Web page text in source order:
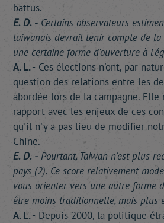
battus.
E. D. -Certains observateurs
taiwanais devrait tenir compte de
une certaine forme d'ouverture à
A. L. - Ces élections n'ont, par
question des relations entre les
abordée lors de la campagne.
rapport avec les enjeux de ces
qu'il n'y a pas lieu de modifier
Chine.
E. D. -Pourtant, Taiwan n'est plus
pays (2). Ce score relativement
vous orienter vers une autre forme
être moins traditionnelle, mais plus
A. L. - Depuis 2000, la politique